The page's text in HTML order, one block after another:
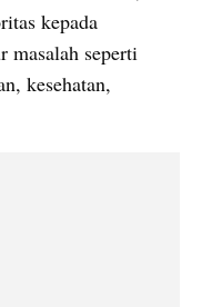
kepada
masalah seperti
kesehatan,